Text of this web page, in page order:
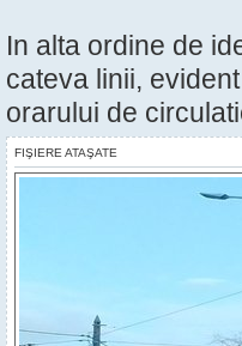
In alta ordine de
cateva linii,
orarului de
FIŞIERE ATAŞATE